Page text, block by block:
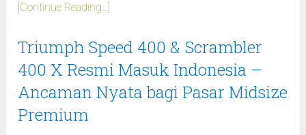
[Continue Reading...]
Triumph Speed 400 & Scrambler
400 X Resmi Masuk Indonesia –
Ancaman Nyata bagi Pasar Midsize
Premium